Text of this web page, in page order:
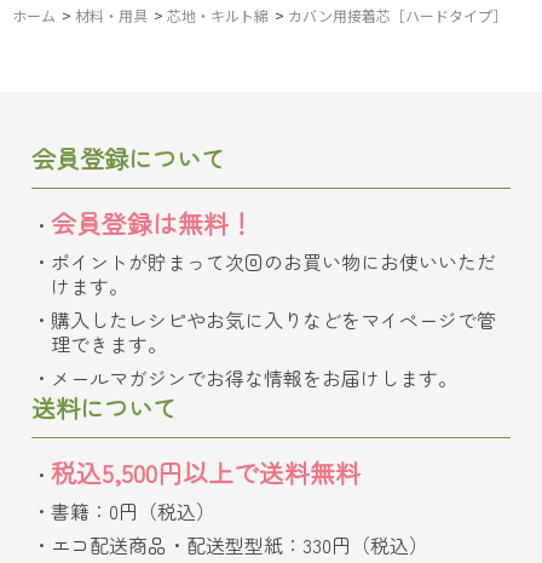
ホーム > 材料・用具 > 芯地・キルト綿 > カバン用接着芯［ハードタイプ］
会員登録について
会員登録は無料！
ポイントが貯まって次回のお買い物にお使いいただ
けます。
購入したレシピやお気に入りなどをマイページで管
理できます。
メールマガジンでお得な情報をお届けします。
送料について
税込5,500円以上で送料無料
書籍：0円（税込）
エコ配送商品・配送型型紙：330円（税込）